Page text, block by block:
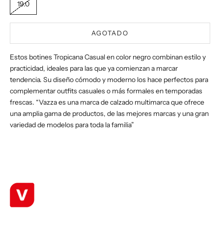
19.0
AGOTADO
Estos botines Tropicana Casual en color negro combinan estilo y
practicidad, ideales para las que ya comienzan a marcar
tendencia. Su diseño cómodo y moderno los hace perfectos para
complementar outfits casuales o más formales en temporadas
frescas. “Vazza es una marca de calzado multimarca que ofrece
una amplia gama de productos, de las mejores marcas y una gran
variedad de modelos para toda la familia”